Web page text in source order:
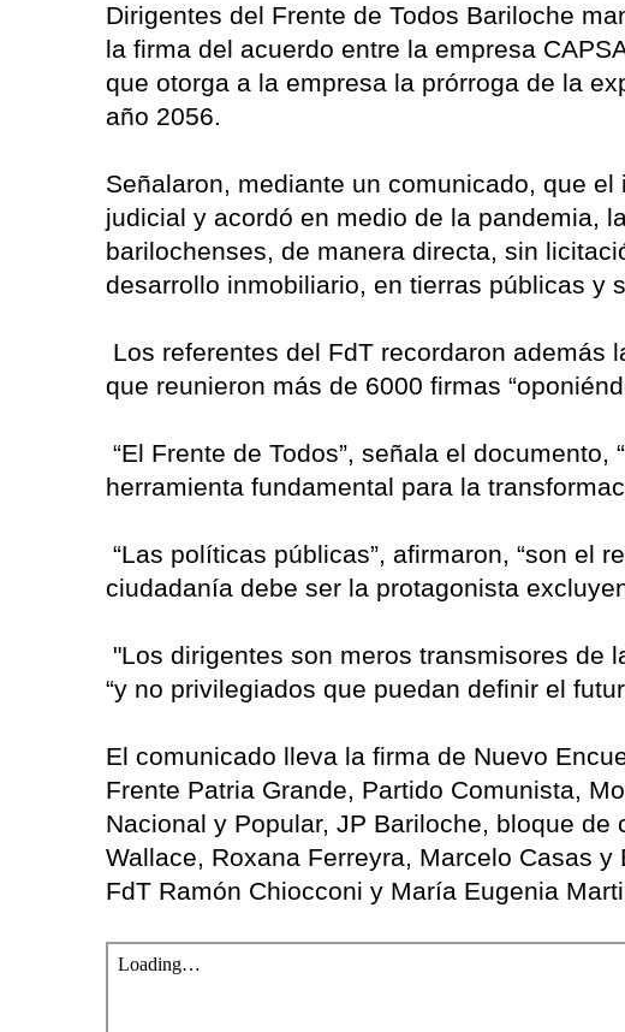
Dirigentes del Frente de Todos Bariloche
la firma del acuerdo entre la empresa
que otorga a la empresa la prórroga de la
año 2056.
Señalaron, mediante un comunicado, que
judicial y acordó en medio de la pandemia,
barilochenses, de manera directa, sin
desarrollo inmobiliario, en tierras públicas y
Los referentes del FdT recordaron además
que reunieron más de 6000 firmas
“El Frente de Todos”, señala el
herramienta fundamental para la
“Las políticas públicas”, afirmaron, “son el
ciudadanía debe ser la protagonista
"Los dirigentes son meros transmisores de
“y no privilegiados que puedan definir el
El comunicado lleva la firma de Nuevo
Frente Patria Grande, Partido Comunista,
Nacional y Popular, JP Bariloche, bloque
Wallace, Roxana Ferreyra, Marcelo Casas
FdT Ramón Chiocconi y María Eugenia